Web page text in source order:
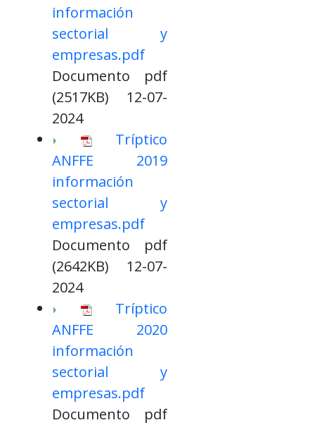
información
sectorial y
empresas.pdf
Documento pdf
(2517KB) 12-07-
2024
Tríptico
ANFFE 2019
información
sectorial y
empresas.pdf
Documento pdf
(2642KB) 12-07-
2024
Tríptico
ANFFE 2020
información
sectorial y
empresas.pdf
Documento pdf